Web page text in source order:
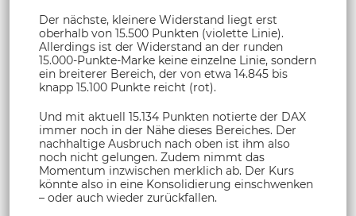
Der nächste, kleinere Widerstand liegt erst
oberhalb von 15.500 Punkten (violette Linie).
Allerdings ist der Widerstand an der runden
15.000-Punkte-Marke keine einzelne Linie, sondern
ein breiterer Bereich, der von etwa 14.845 bis
knapp 15.100 Punkte reicht (rot).
Und mit aktuell 15.134 Punkten notierte der DAX
immer noch in der Nähe dieses Bereiches. Der
nachhaltige Ausbruch nach oben ist ihm also
noch nicht gelungen. Zudem nimmt das
Momentum inzwischen merklich ab. Der Kurs
könnte also in eine Konsolidierung einschwenken
– oder auch wieder zurückfallen.